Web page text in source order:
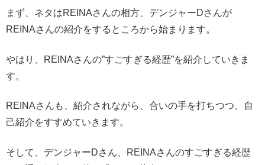
まず、ネタはREINAさんの相方、 デンジャーDさんが
REINAさんの紹介をするところから始まります。
やはり、REINAさんの”すごすぎる経歴”を紹介していきま
す。
REINAさんも、紹介されながら、合いの手を打ちつつ、自
己紹介をすすめていきます。
そして、デンジャーDさん、REINAさんのすごすぎる経歴